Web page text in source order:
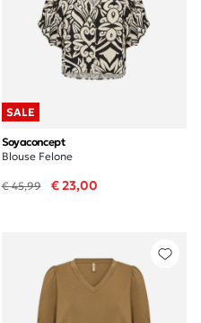
SALE
Soyaconcept
Blouse Felone
€ 45,99 € 23,00